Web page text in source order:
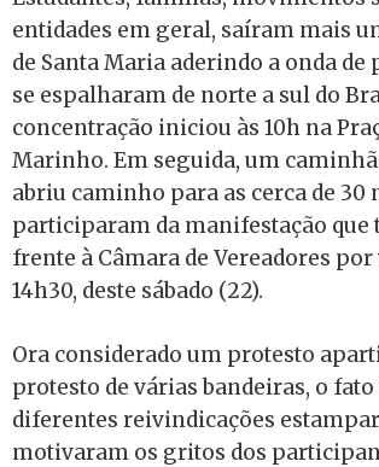
entidades em geral, saíram mais
de Santa Maria aderindo a onda de
se espalharam de norte a sul do
concentração iniciou às 10h na
Marinho. Em seguida, um
abriu caminho para as cerca de 30
participaram da manifestação
frente à Câmara de Vereadores por
14h30, deste sábado (22).
Ora considerado um protesto
protesto de várias bandeiras, o fato
diferentes reivindicações
motivaram os gritos dos